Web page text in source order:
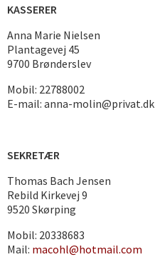
KASSERER
Anna Marie Nielsen
Plantagevej 45
9700 Brønderslev
Mobil: 22788002
E-mail: anna-molin@privat.dk
SEKRETÆR
Thomas Bach Jensen
Rebild Kirkevej 9
9520 Skørping
Mobil: 20338683
Mail: macohl@hotmail.com